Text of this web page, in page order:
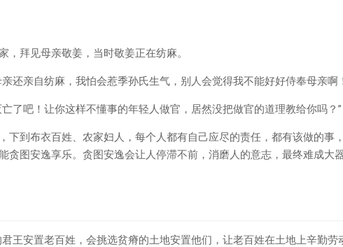
，拜见母亲敬姜，当时敬姜正在纺麻。
还亲自纺麻，我怕会惹季孙氏生气，别人会觉得我不能好好侍奉母亲啊
了吧！让你这样不懂事的年轻人做官，居然没把做官的道理教给你吗？”
下到布衣百姓、农家妇人，每个人都有自己应尽的责任，都有该做的事
贪图安逸享乐。贪图安逸会让人停滞不前，消磨人的意志，最终难成大器
王安置老百姓，会挑选贫瘠的土地安置他们，让老百姓在土地上辛勤劳